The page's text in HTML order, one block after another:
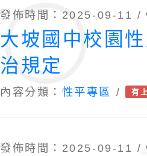
發佈時間：2025-09-11 /
大坡國中校園
治規定
內容分類： 性平專區 / 有
發佈時間：2025-09-11 /